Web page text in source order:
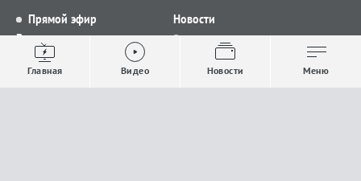
Прямой эфир
Видео
Выпуски новостей
Проекты
Новости
Все новости
Общество
Строительство и ЖКХ
Главная Видео Новости Меню